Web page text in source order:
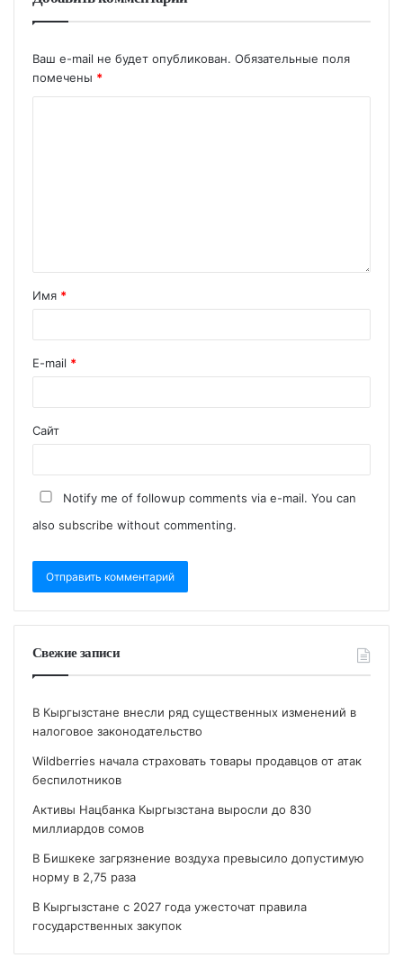
Ваш e-mail не будет опубликован. Обязательные поля
помечены *
Имя *
E-mail *
Сайт
Notify me of followup comments via e-mail. You can
also subscribe without commenting.
Свежие записи
В Кыргызстане внесли ряд существенных изменений в
налоговое законодательство
Wildberries начала страховать товары продавцов от атак
беспилотников
Активы Нацбанка Кыргызстана выросли до 830
миллиардов сомов
В Бишкеке загрязнение воздуха превысило допустимую
норму в 2,75 раза
В Кыргызстане с 2027 года ужесточат правила
государственных закупок